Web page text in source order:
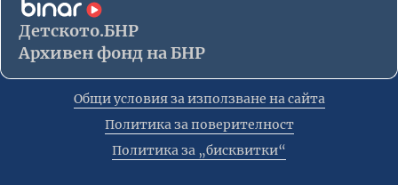
Детското.БНР
Архивен фонд на БНР
Общи условия за използване на сайта
Политика за поверителност
Политика за „бисквитки“